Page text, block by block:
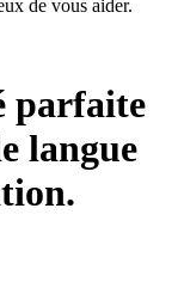
de vous aider.
parfaite
langue